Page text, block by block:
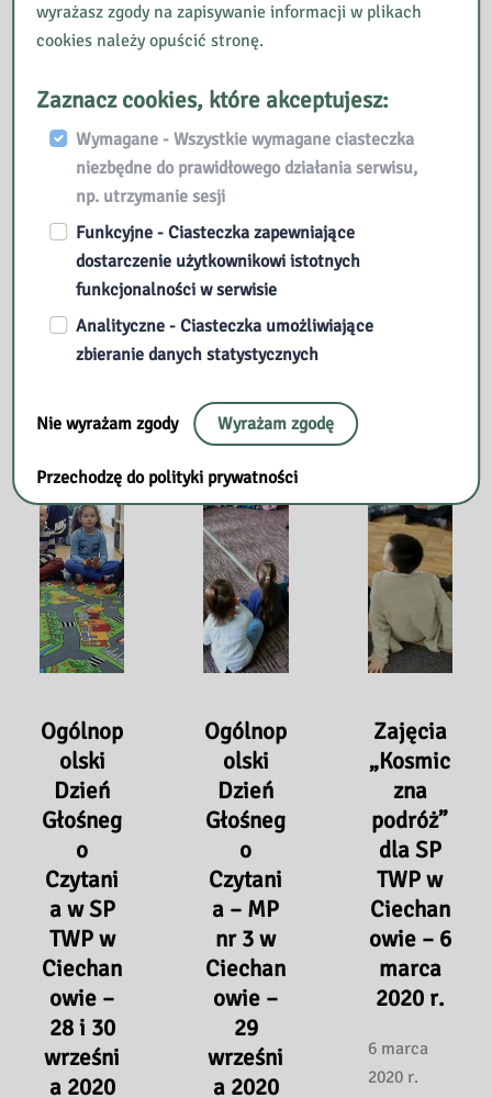
Opracowan
ia Zbiorów
odwiedziła
klasą 2B i
2A SP
Opowiem
Ci
bajkę
zajęcia
czytelnicze
Teatrzyku
Kamishibai
klasy
2
A
i
B
SP
w
Ciechanowie
19,
21
październik
2020
Czytaj
więcej »
płynące z
sieci oraz
e
Klikaj
bezpiecznie
czyli
jak?
–
Dzień
Bezpiecznego
Komputera
MP
nr
w
Ciechanowie
–
12.10.2020
r.
Czytaj
więcej »
Ogólnop
olski
Dzień
Głośneg
o
Czytani
a w SP
TWP w
Ciechan
owie –
28 i 30
wrześni
a 2020
Ogólnop
olski
Dzień
Głośneg
o
Czytani
a – MP
nr 3 w
Ciechan
owie –
29
wrześni
a 2020
Zajęcia
„Kosmic
zna
podróż”
dla SP
TWP w
Ciechan
owie – 6
marca
2020 r.
6 marca
2020 r.
wyrażasz zgody na zapisywanie informacji w plikach
cookies należy opuścić stronę.
Zaznacz cookies, które akceptujesz:
Wymagane - Wszystkie wymagane ciasteczka
niezbędne do prawidłowego działania serwisu,
np. utrzymanie sesji
Funkcyjne - Ciasteczka zapewniające
dostarczenie użytkownikowi istotnych
funkcjonalności w serwisie
Analityczne - Ciasteczka umożliwiające
zbieranie danych statystycznych
Nie wyrażam zgody Wyrażam zgodę
Przechodzę do polityki prywatności